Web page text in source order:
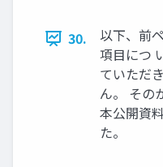
30.
以下、前
項目につ
ていただ
ん。 その
本公開資
た。